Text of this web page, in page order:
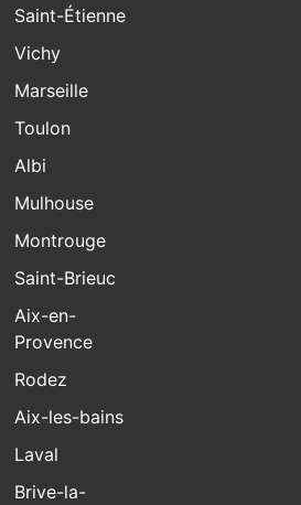
Saint-Étienne
Vichy
Marseille
Toulon
Albi
Mulhouse
Montrouge
Saint-Brieuc
Aix-en-
Provence
Rodez
Aix-les-bains
Laval
Brive-la-